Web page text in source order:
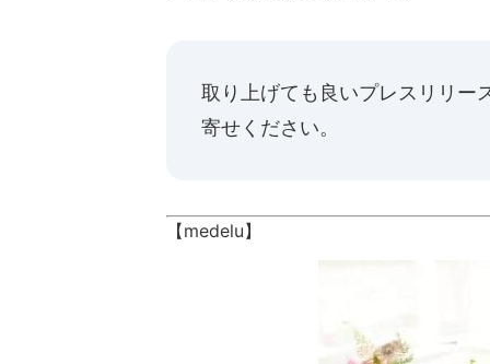
取り上げても良いプレスリリー
寄せください。
【medelu】